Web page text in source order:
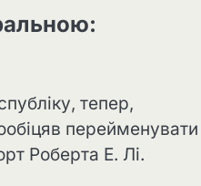
тепер,
перейменувати
Роберта Е. Лі.